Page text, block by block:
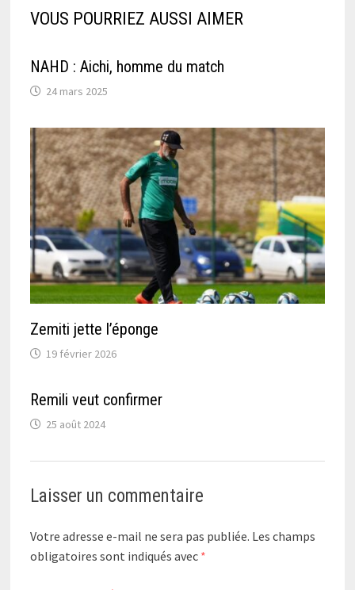
VOUS POURRIEZ AUSSI AIMER
NAHD : Aichi, homme du match
24 mars 2025
Zemiti jette l’éponge
19 février 2026
Remili veut confirmer
25 août 2024
Laisser un commentaire
Votre adresse e-mail ne sera pas publiée. Les champs
obligatoires sont indiqués avec *